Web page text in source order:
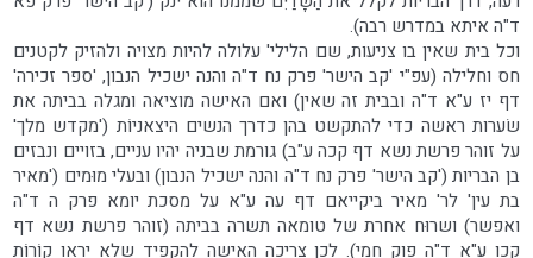
ד"ה איתא במדרש רבה).
וכל בית שאין בו צניעות, שם הלילי' עלולה להיות מצויה ולהזיק לקטנים
חס וחלילה (עפ"י 'קב הישר' פרק נח ד"ה והנה ישכיל הנבון, 'ספר זכירה'
דף יז ע"א ד"ה ובבית זה שאין) ואם האישה מוציאה ומגלה בביתה את
שׂערות ראשה כדי להתקשט בהן כדרך הנשים היצאניוֹת ('מקדש מלך'
על זוהר פרשת נשא דף קכה ע"ב) גורמת שבניה יהיו עניים, בזויים ונבזים
בן הבריות ('קב הישר' פרק נח ד"ה והנה ישכיל הנבון) ובעלי מוּמים ('מאיר
בת עין' לר' מאיר ביקייאם דף עה ע"א על מסכת יומא פרק ה ד"ה
ואפשר) ושרוּח אחרת של טומאה תשרה בביתה (זוהר פרשת נשא דף
קכו ע"א ד"ה פוק חמי). לכן צריכה האישה להקפיד שלא יראו קוֹרוֹת